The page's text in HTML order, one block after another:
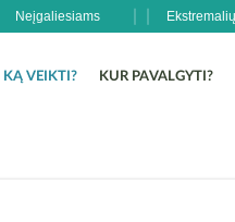
Neįgaliesiams
KĄ VEIKTI? KUR PAVALGYTI?